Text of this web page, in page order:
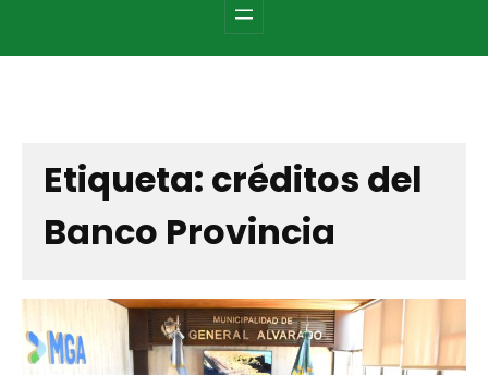
Etiqueta: créditos del
Banco Provincia